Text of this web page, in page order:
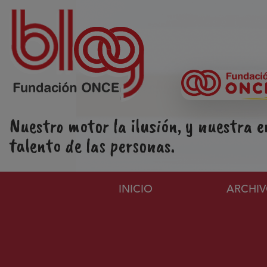
Pasar al contenido principal
Nuestro motor la ilusión, y nuestra
talento de las personas.
Navegación
INICIO